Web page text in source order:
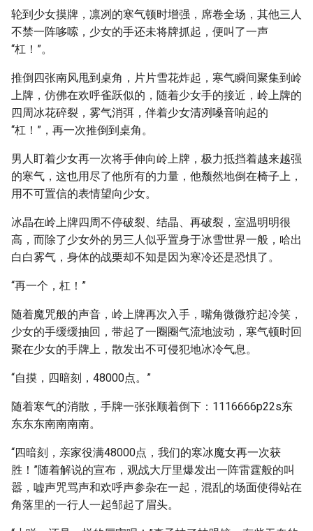
轮到少女摸牌，凛冽的寒气顿时增强，席卷全场，其他三人
不禁一阵哆嗦，少女的手还未将牌抓起，便叫了一声
“杠！”。
推倒四张南风甩到桌角，片片雪花炸起，寒气瞬间聚集到岭
上牌，仿佛在欢呼雀跃似的，随着少女手的接近，岭上牌的
四周冰花碎裂，雾气消弭，伴着少女清冽嗓音响起的
“杠！”，再一次推倒到桌角。
男人盯着少女再一次将手伸向岭上牌，极力抵挡着越来越强
的寒气，这也用尽了他所有的力量，他颓然地倒在椅子上，
用不可置信的表情望向少女。
冰晶在岭上牌四周不停破裂、结晶、再破裂，室温明明很
高，而除了少女外的另三人似乎置身于冰雪世界一般，哈出
白白雾气，身体的战栗却不知是因为寒冷还是恐惧了。
“再一个，杠！”
随着魔咒般的声音，岭上牌再次入手，嘴角微微狞起冷笑，
少女的手缓缓抽回，带起了一圈圈气流地波动，寒气顿时回
聚在少女的手牌上，散发出不可侵犯地冰冷气息。
“自摸，四暗刻，48000点。”
随着寒气的消散，手牌一张张顺着倒下：1116666p22s东
东东东南南南南。
“四暗刻，亲家役满48000点，我们的寒冰魔女再一次获
胜！”随着解说的宣布，观战大厅里爆发出一阵雷霆般的叫
嚣，嘘声咒骂声和欢呼声参杂在一起，混乱的场面使得站在
角落里的一行人一起邹起了眉头。